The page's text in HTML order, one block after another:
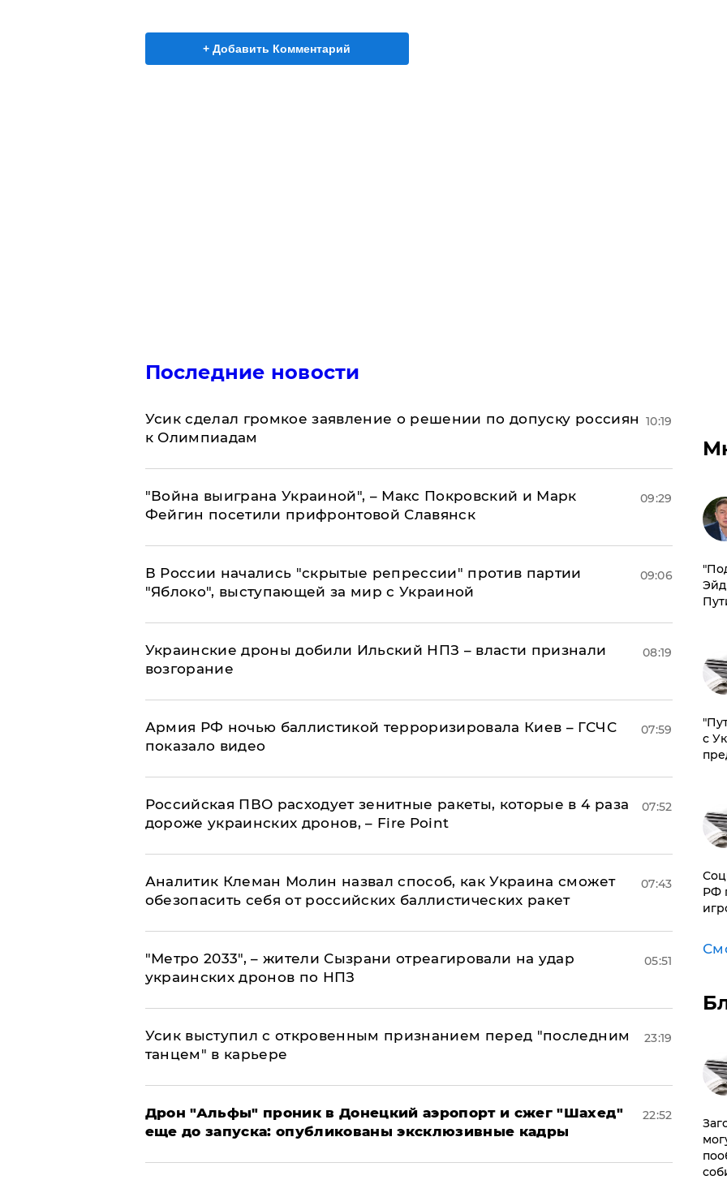
+ Добавить Комментарий
Последние новости
Усик сделал громкое заявление о решении по допуску россиян
к Олимпиадам
10:19
"Война выиграна Украиной", – Макс Покровский и Марк
Фейгин посетили прифронтовой Славянск
09:29
В России начались "скрытые репрессии" против партии
"Яблоко", выступающей за мир с Украиной
09:06
Украинские дроны добили Ильский НПЗ – власти признали
возгорание
08:19
Армия РФ ночью баллистикой терроризировала Киев – ГСЧС
показало видео
07:59
Российская ПВО расходует зенитные ракеты, которые в 4 раза
дороже украинских дронов, – Fire Point
07:52
Аналитик Клеман Молин назвал способ, как Украина сможет
обезопасить себя от российских баллистических ракет
07:43
"Метро 2033", – жители Сызрани отреагировали на удар
украинских дронов по НПЗ
05:51
Усик выступил с откровенным признанием перед "последним
танцем" в карьере
23:19
Дрон "Альфы" проник в Донецкий аэропорт и сжег "Шахед"
еще до запуска: опубликованы эксклюзивные кадры
22:52
с
РФ